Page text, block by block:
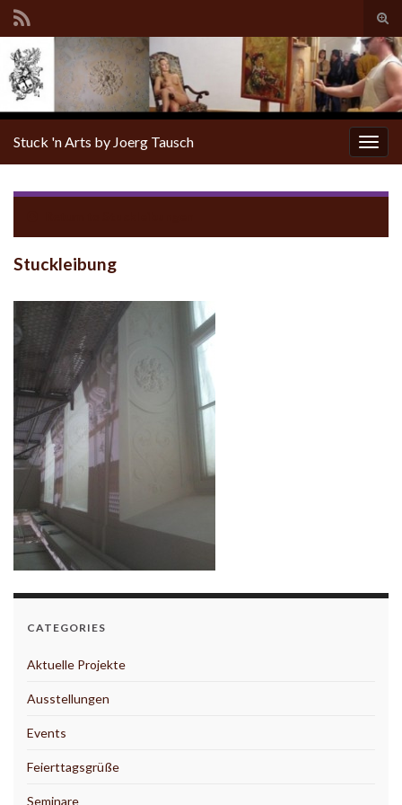
Stuck 'n Arts by Joerg Tausch
Stuckleibung
CATEGORIES
Aktuelle Projekte
Ausstellungen
Events
Feierttagsgrüße
Seminare